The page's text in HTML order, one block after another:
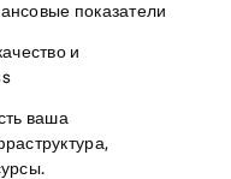
показатели
и
ваша